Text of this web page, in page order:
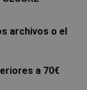
archivos o el
a 70€